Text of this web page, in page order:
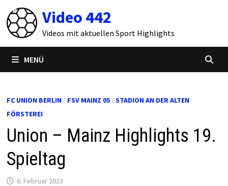
Zum
Inhalt
springen
Video 442
Videos mit aktuellen Sport Highlights
MENÜ
FC UNION BERLIN/ FSV MAINZ 05/ STADION AN DER ALTEN
FÖRSTEREI
Union – Mainz Highlights 19.
Spieltag
6. Februar 2023